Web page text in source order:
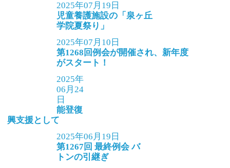
2025年07月19日
児童養護施設の「泉ヶ丘
学院夏祭り」
2025年07月10日
第1268回例会が開催され、新年度
がスタート！
2025年
06月24
日
能登復
興支援として
2025年06月19日
第1267回 最終例会 バ
トンの引継ぎ